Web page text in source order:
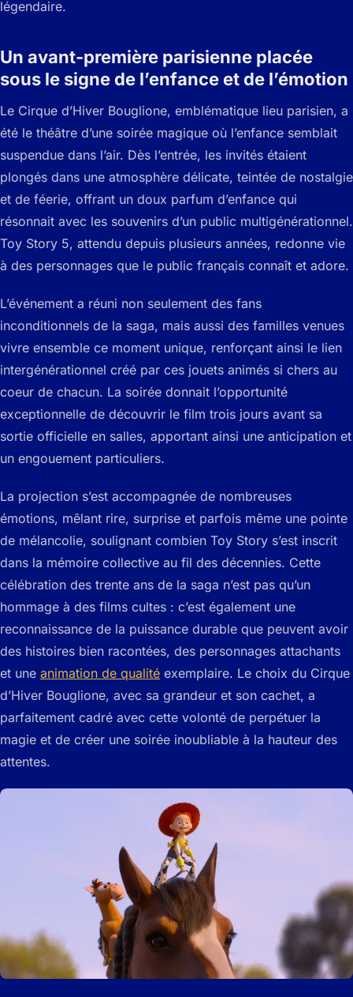
légendaire.
Un avant-première parisienne placée
sous le signe de l’enfance et de l’émotion
Le Cirque d’Hiver Bouglione, emblématique lieu parisien, a
été le théâtre d’une soirée magique où l’enfance semblait
suspendue dans l’air. Dès l’entrée, les invités étaient
plongés dans une atmosphère délicate, teintée de nostalgie
et de féerie, offrant un doux parfum d’enfance qui
résonnait avec les souvenirs d’un public multigénérationnel.
Toy Story 5, attendu depuis plusieurs années, redonne vie
à des personnages que le public français connaît et adore.
L’événement a réuni non seulement des fans
inconditionnels de la saga, mais aussi des familles venues
vivre ensemble ce moment unique, renforçant ainsi le lien
intergénérationnel créé par ces jouets animés si chers au
coeur de chacun. La soirée donnait l’opportunité
exceptionnelle de découvrir le film trois jours avant sa
sortie officielle en salles, apportant ainsi une anticipation et
un engouement particuliers.
La projection s’est accompagnée de nombreuses
émotions, mêlant rire, surprise et parfois même une pointe
de mélancolie, soulignant combien Toy Story s’est inscrit
dans la mémoire collective au fil des décennies. Cette
célébration des trente ans de la saga n’est pas qu’un
hommage à des films cultes : c’est également une
reconnaissance de la puissance durable que peuvent avoir
des histoires bien racontées, des personnages attachants
et une animation de qualité exemplaire. Le choix du Cirque
d’Hiver Bouglione, avec sa grandeur et son cachet, a
parfaitement cadré avec cette volonté de perpétuer la
magie et de créer une soirée inoubliable à la hauteur des
attentes.